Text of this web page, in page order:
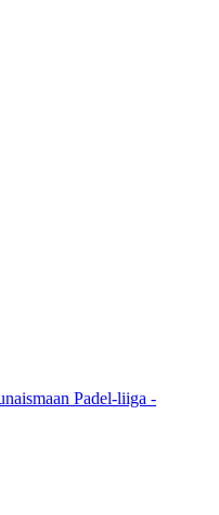
Padel-liiga -